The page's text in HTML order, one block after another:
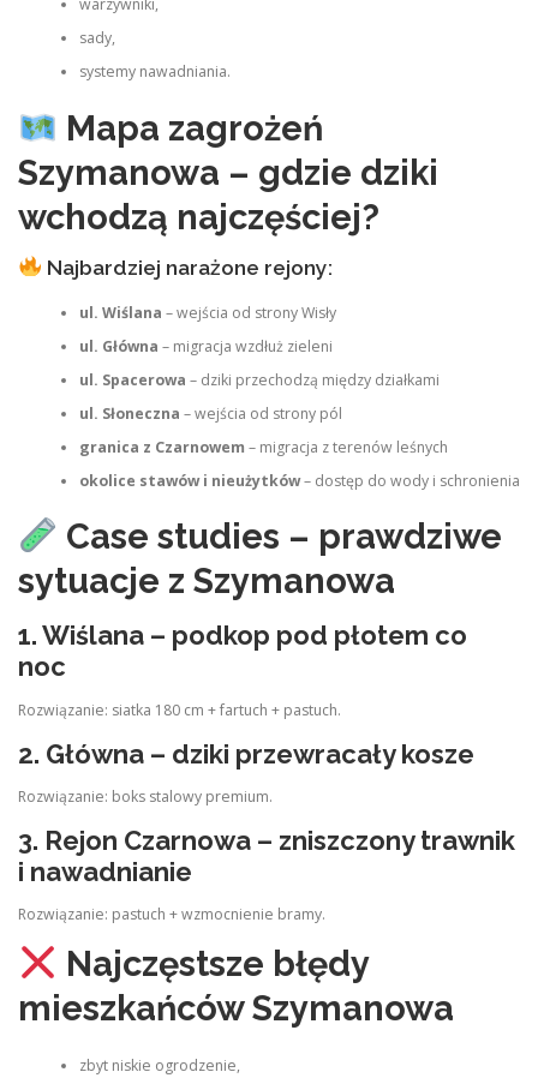
warzywniki,
sady,
systemy nawadniania.
Mapa zagrożeń
Szymanowa – gdzie dziki
wchodzą najczęściej?
Najbardziej narażone rejony:
ul. Wiślana – wejścia od strony Wisły
ul. Główna – migracja wzdłuż zieleni
ul. Spacerowa – dziki przechodzą między działkami
ul. Słoneczna – wejścia od strony pól
granica z Czarnowem – migracja z terenów leśnych
okolice stawów i nieużytków– dostęp do wody i schronienia
Case studies – prawdziwe
sytuacje z Szymanowa
1. Wiślana – podkop pod płotem co
noc
Rozwiązanie: siatka 180 cm + fartuch + pastuch.
2. Główna – dziki przewracały kosze
Rozwiązanie: boks stalowy premium.
3. Rejon Czarnowa – zniszczony trawnik
i nawadnianie
Rozwiązanie: pastuch + wzmocnienie bramy.
Najczęstsze błędy
mieszkańców Szymanowa
zbyt niskie ogrodzenie,